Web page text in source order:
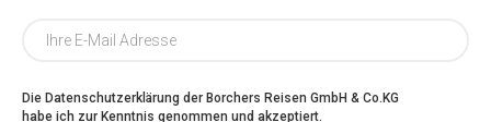
Die Datenschutzerklärung der Borchers Reisen GmbH & Co.KG
habe ich zur Kenntnis genommen und akzeptiert.